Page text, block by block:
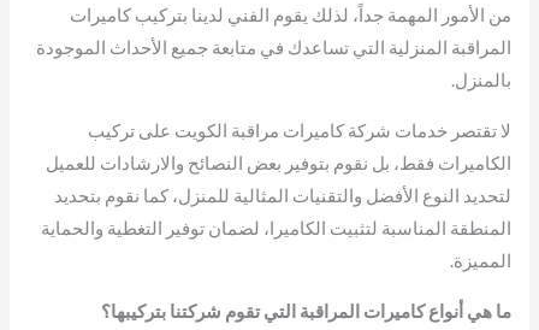
من الأمور المهمة جداً، لذلك يقوم الفني لدينا بتركيب كاميرات
المراقبة المنزلية التي تساعدك في متابعة جميع الأحداث الموجودة
بالمنزل.
لا تقتصر خدمات شركة كاميرات مراقبة الكويت على تركيب
الكاميرات فقط، بل نقوم بتوفير بعض النصائح والارشادات للعميل
لتحديد النوع الأفضل والتقنيات المثالية للمنزل، كما نقوم بتحديد
المنطقة المناسبة لتثبيت الكاميرا، لضمان توفير التغطية والحماية
المميزة.
ما هي أنواع كاميرات المراقبة التي تقوم شركتنا بتركيبها؟